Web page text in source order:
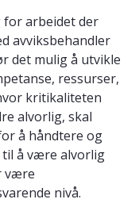
for arbeidet der
avviksbehandler
det mulig å utvikle
ressurser,
kritikaliteten
alvorlig, skal
å håndtere og
til å være alvorlig
være
nivå.